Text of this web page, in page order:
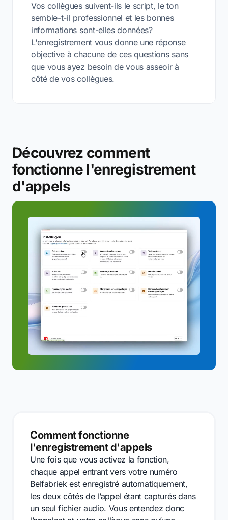
Vos collègues suivent-ils le script, le ton
semble-t-il professionnel et les bonnes
informations sont-elles données?
L'enregistrement vous donne une réponse
objective à chacune de ces questions sans
que vous ayez besoin de vous asseoir à
côté de vos collègues.
Découvrez comment
fonctionne l'enregistrement
d'appels
Comment fonctionne
l'enregistrement d'appels
Une fois que vous activez la fonction,
chaque appel entrant vers votre numéro
Belfabriek est enregistré automatiquement,
les deux côtés de l’appel étant capturés dans
un seul fichier audio. Vous entendez donc